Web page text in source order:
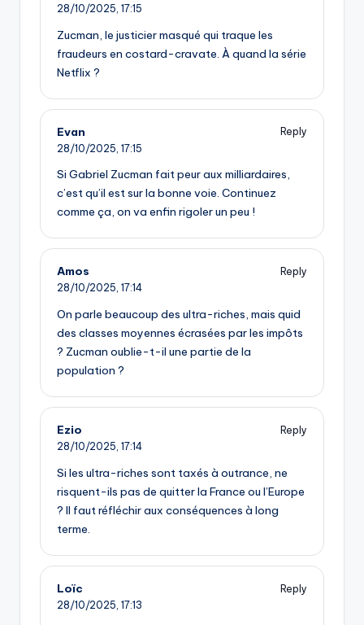
28/10/2025, 17:15
Zucman, le justicier masqué qui traque les
fraudeurs en costard-cravate. À quand la série
Netflix ?
Evan
Reply
28/10/2025, 17:15
Si Gabriel Zucman fait peur aux milliardaires,
c’est qu’il est sur la bonne voie. Continuez
comme ça, on va enfin rigoler un peu !
Amos
Reply
28/10/2025, 17:14
On parle beaucoup des ultra-riches, mais quid
des classes moyennes écrasées par les impôts
? Zucman oublie-t-il une partie de la
population ?
Ezio
Reply
28/10/2025, 17:14
Si les ultra-riches sont taxés à outrance, ne
risquent-ils pas de quitter la France ou l’Europe
? Il faut réfléchir aux conséquences à long
terme.
Loïc
Reply
28/10/2025, 17:13